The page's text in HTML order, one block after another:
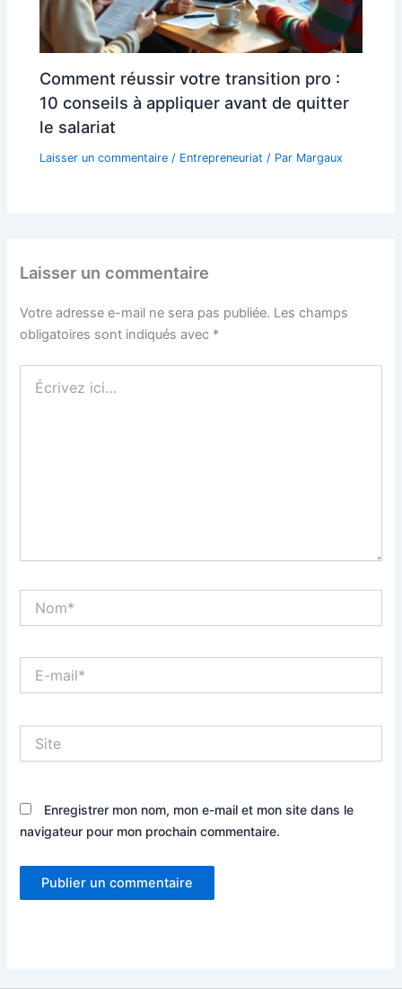
Comment réussir votre transition pro :
10 conseils à appliquer avant de quitter
le salariat
Laisser un commentaire / Entrepreneuriat / Par Margaux
Laisser un commentaire
Votre adresse e-mail ne sera pas publiée. Les champs
obligatoires sont indiqués avec *
ici…
mail*
Enregistrer mon nom, mon e-mail et mon site dans le
navigateur pour mon prochain commentaire.